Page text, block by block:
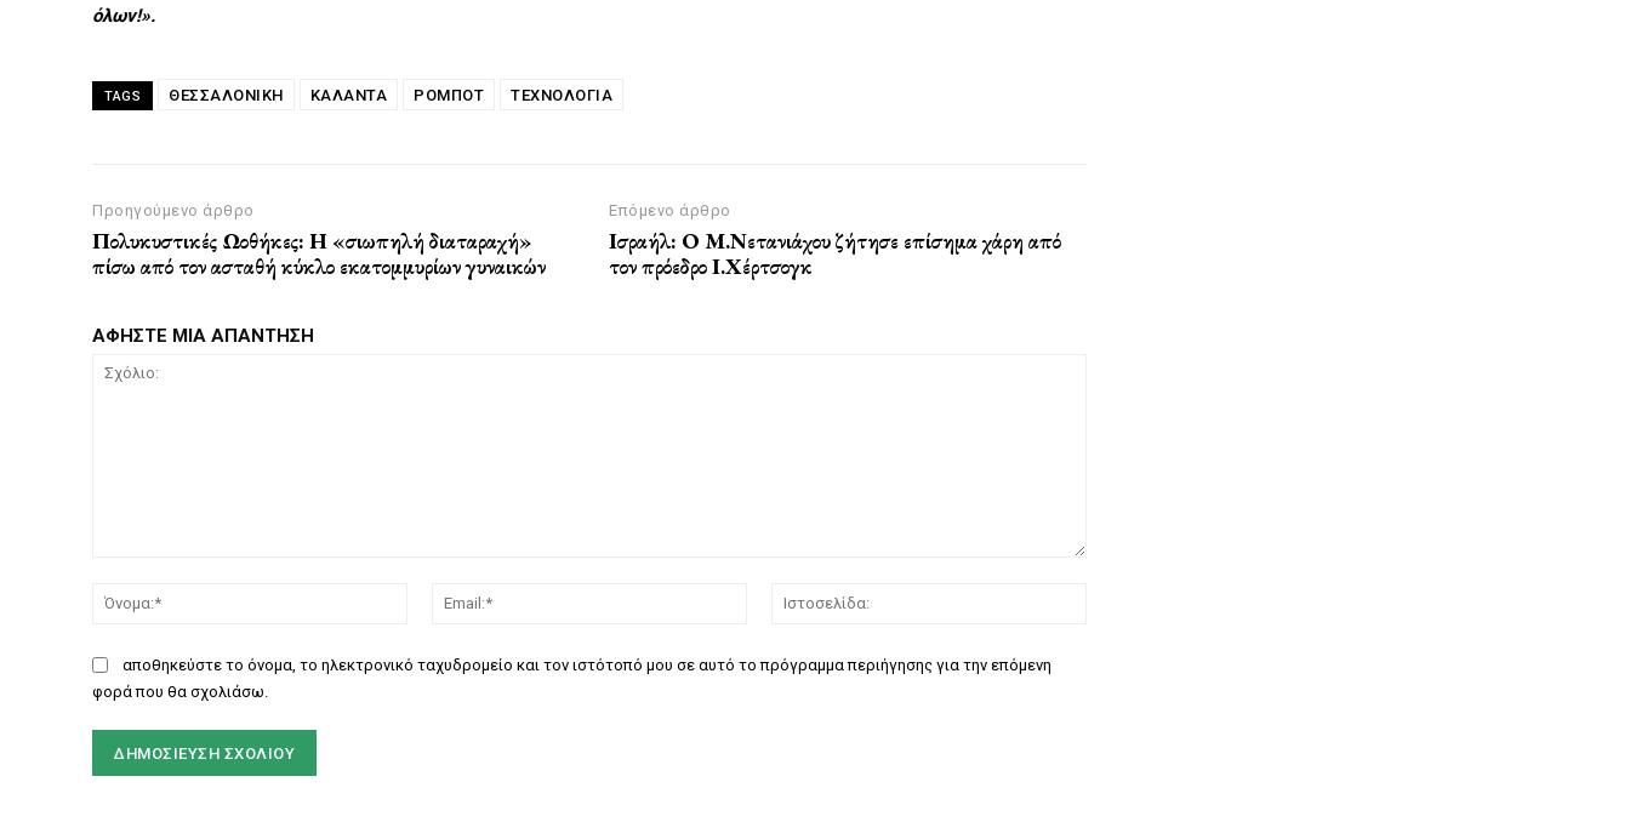
όλων!».
TAGS ΘΕΣΣΑΛΟΝΙΚΗ ΚΆΛΑΝΤΑ ΡΟΜΠΌΤ ΤΕΧΝΟΛΟΓΙΑ
Προηγούμενο άρθρο
Πολυκυστικές Ωοθήκες: Η «σιωπηλή διαταραχή»
πίσω από τον ασταθή κύκλο εκατομμυρίων γυναικών
Επόμενο άρθρο
Ισραήλ: Ο Μ.Νετανιάχου ζήτησε επίσημα χάρη από
τον πρόεδρο Ι.Χέρτσογκ
ΑΦΗΣΤΕ ΜΙΑ ΑΠΑΝΤΗΣΗ
Όνομα:*
Email:*
αποθηκεύστε το όνομα, το ηλεκτρονικό ταχυδρομείο και τον ιστότοπό μου σε αυτό το πρόγραμμα περιήγησης για την επόμενη
φορά που θα σχολιάσω.